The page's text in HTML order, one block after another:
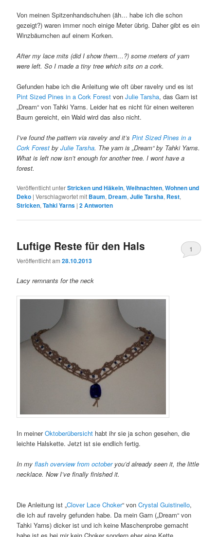
Von meinen Spitzenhandschuhen (äh… habe ich die schon
gezeigt?) waren immer noch einige Meter übrig. Daher gibt es ein
Winzbäumchen auf einem Korken.
After my lace mits (did I show them…?) some meters of yarn
were left. So I made a tiny tree which sits on a cork.
Gefunden habe ich die Anleitung wie oft über ravelry und es ist
Pint Sized Pines in a Cork Forest vonJulie Tarsha, das Garn ist
„Dream“ von Tahki Yarns. Leider hat es nicht für einen weiteren
Baum gereicht, ein Wald wird das also nicht.
I’ve found the pattern via ravelry and it’sPint Sized Pines in a
Cork Forest byJulie Tarsha. The yarn is „Dream“ by Tahki Yarns.
What is left now isn’t enough for another tree. I wont have a
forest.
Veröffentlicht unterStricken und Häkeln,Weihnachten,Wohnen und
Deko |Verschlagwortet mit Baum, Dream,Julie Tarsha, Rest,
Stricken,Tahki Yarns |2Antworten
Luftige Reste für den Hals
Veröffentlicht am28.10.2013
1
Lacy remnants for the neck
In meinerOktoberübersicht habt ihr sie ja schon gesehen, die
leichte Halskette. Jetzt ist sie endlich fertig.
In myflash overview from octoberyou’d already seen it, the little
necklace. Now I’ve finally finished it.
Die Anleitung ist „Clover Lace Choker“ vonCrystal Guistinello,
die ich auf ravelry gefunden habe. Da mein Garn („Dream“ von
Tahki Yarns) dicker ist und ich keine Maschenprobe gemacht